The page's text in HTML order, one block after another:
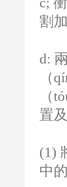
割
d:
（
（
置
(1)
中